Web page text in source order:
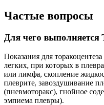
Частые вопросы
Для чего выполняется
Показания для
легких, при которых в
или лимфа, скопление
плеврите, завоздушивание
(пневмоторакс), гнойное
эмпиема плевры).